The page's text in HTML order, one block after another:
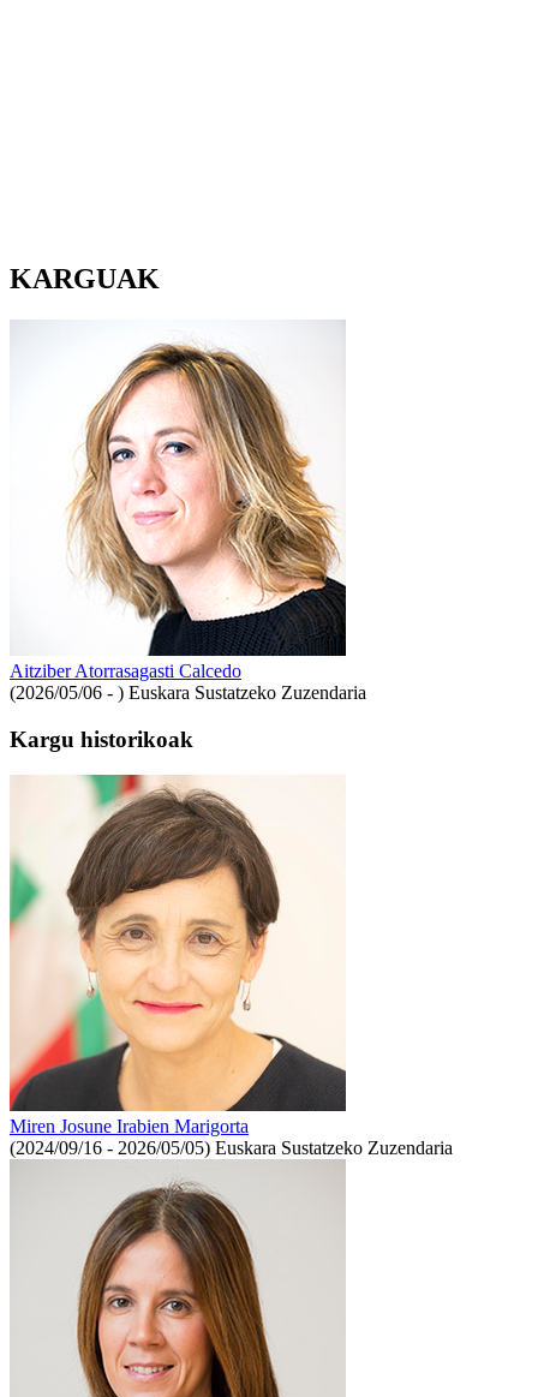
KARGUAK
Aitziber Atorrasagasti Calcedo
(2026/05/06 - ) Euskara Sustatzeko Zuzendaria
Kargu historikoak
Miren Josune Irabien Marigorta
(2024/09/16 - 2026/05/05) Euskara Sustatzeko Zuzendaria